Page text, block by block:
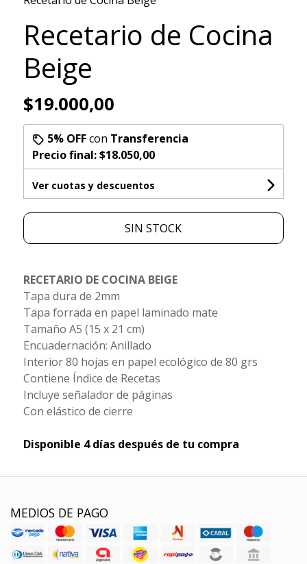
Recetario de Cocina
Beige
$19.000,00
5% OFFcon Transferencia
Precio final:$18.050,00
Ver cuotas y descuentos
SIN STOCK
RECETARIO DE COCINA BEIGE
Tapa dura de 2mm
Tapa forrada en papel laminado mate
Tamaño A5 (15 x 21 cm)
Encuadernación: Anillado
Interior 80 hojas en papel ecológico de 80 grs
Contiene Índice de Recetas
Incluye señalador de páginas
Con elástico de cierre
Disponible 4 días después de tu compra
MEDIOS DE PAGO